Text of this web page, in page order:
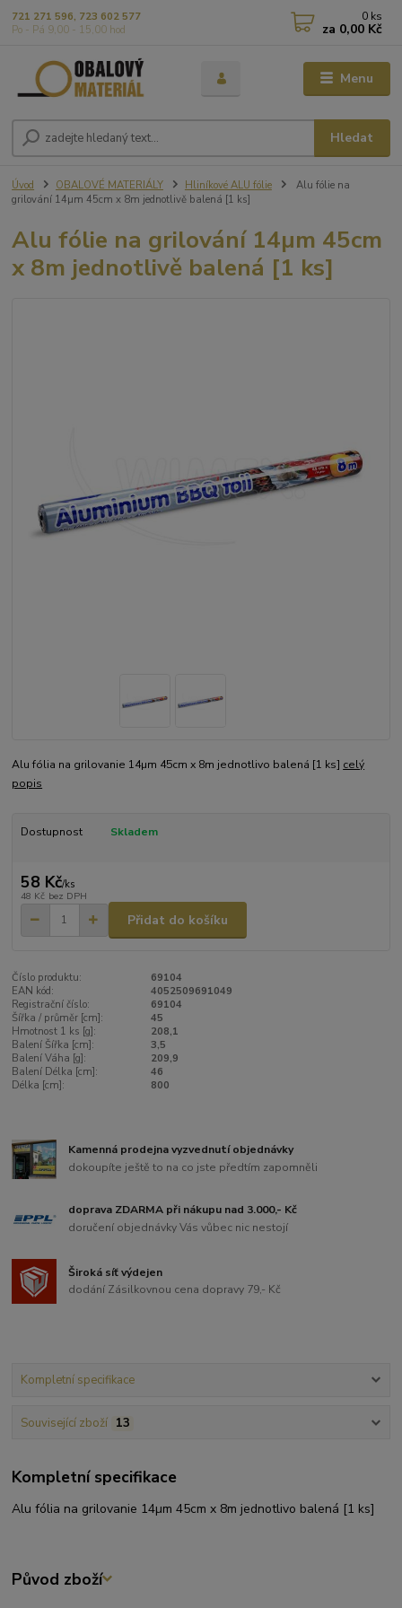
Menu
Hledat
721 271 596, 723 602 577
Po - Pá 9,00 - 15,00 hod
0 ks
za 0,00 Kč
Úvod OBALOVÉ MATERIÁLY Hliníkové ALU fólie
Alu fólie na
grilování 14µm 45cm x 8m jednotlivě balená [1 ks]
Alu fólie na grilování 14µm 45cm
x 8m jednotlivě balená [1 ks]
Alu fólia na grilovanie 14µm 45cm x 8m jednotlivo balená [1 ks] celý
popis
Dostupnost Skladem
58 Kč/ks
48 Kč bez DPH
Přidat do košíku
Číslo produktu:
69104
EAN kód:
4052509691049
Registrační číslo:
69104
Šířka / průměr [cm]:
45
Hmotnost 1 ks [g]:
208,1
Balení Šířka [cm]:
3,5
Balení Váha [g]:
209,9
Balení Délka [cm]:
46
Délka [cm]:
800
Kamenná prodejna vyzvednutí objednávky
dokoupíte ještě to na co jste předtím zapomněli
doprava ZDARMA při nákupu nad 3.000,- Kč
doručení objednávky Vás vůbec nic nestojí
Široká síť výdejen
dodání Zásilkovnou cena dopravy 79,- Kč
Kompletní specifikace
Související zboží 13
Kompletní specifikace
Alu fólia na grilovanie 14µm 45cm x 8m jednotlivo balená [1 ks]
Původ zboží